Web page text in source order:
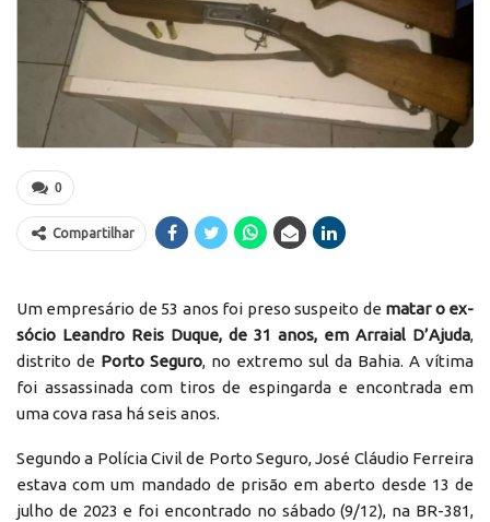
0
Compartilhar
Um empresário de 53 anos foi preso suspeito de matar o ex-
sócio Leandro Reis Duque, de 31 anos, em Arraial D’Ajuda,
distrito de Porto Seguro, no extremo sul da Bahia. A vítima
foi assassinada com tiros de espingarda e encontrada em
uma cova rasa há seis anos.
Segundo a Polícia Civil de Porto Seguro, José Cláudio Ferreira
estava com um mandado de prisão em aberto desde 13 de
julho de 2023 e foi encontrado no sábado (9/12), na BR-381,